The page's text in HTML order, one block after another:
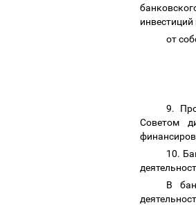
от
9.
Советом
10.
В